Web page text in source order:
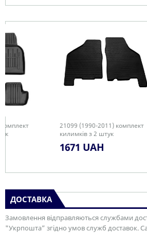
21099 (1990-2011) комплект
килимків з 2 штук
21099
ДОСТАВКА
Замовлення відправляються службами
"Укрпошта” згідно умов служб доставок.